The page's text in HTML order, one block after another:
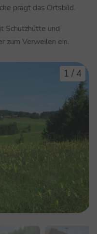
prägt das Ortsbild.
Schutzhütte und
zum Verweilen ein.
1 /4